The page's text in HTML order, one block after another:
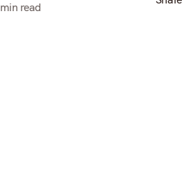
read